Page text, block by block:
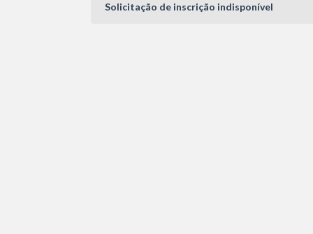
Solicitação de inscrição indisponível